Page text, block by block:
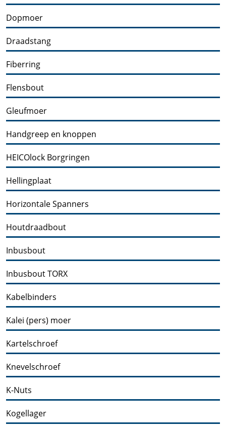
Dopmoer
Draadstang
Fiberring
Flensbout
Gleufmoer
Handgreep en knoppen
HEICOlock Borgringen
Hellingplaat
Horizontale Spanners
Houtdraadbout
Inbusbout
Inbusbout TORX
Kabelbinders
Kalei (pers) moer
Kartelschroef
Knevelschroef
K-Nuts
Kogellager